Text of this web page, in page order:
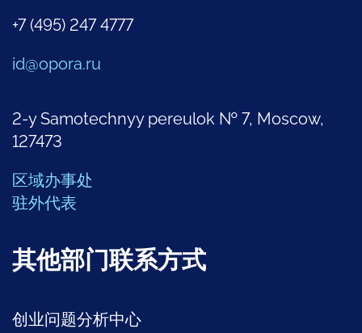
+7 (495) 247 4777
id@opora.ru
2-y Samotechnyy pereulok № 7, Moscow,
127473
区域办事处
驻外代表
其他部门联系方式
创业问题分析中心